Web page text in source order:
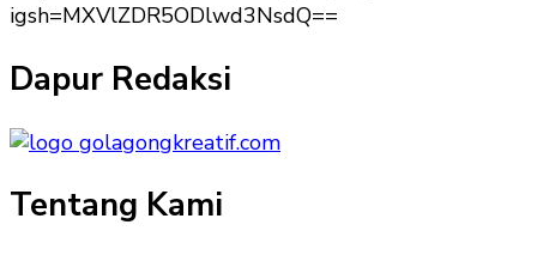
igsh=MXVlZDR5ODlwd3NsdQ==
Dapur Redaksi
Tentang Kami